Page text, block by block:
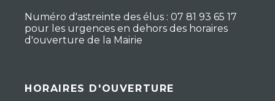
Numéro d'astreinte des élus : 07 81 93 65 17
pour les urgences en dehors des horaires
d'ouverture de la Mairie
HORAIRES D'OUVERTURE